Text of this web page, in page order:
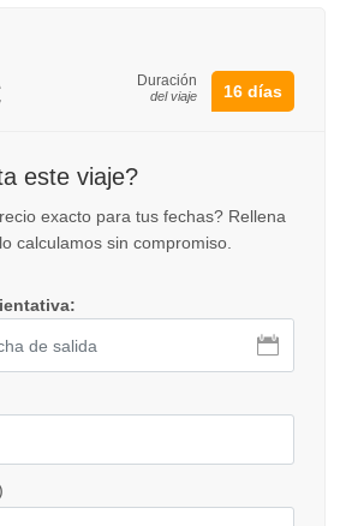
Duración
del viaje 16 días
este viaje?
exacto para tus fechas? Rellena
calculamos sin compromiso.